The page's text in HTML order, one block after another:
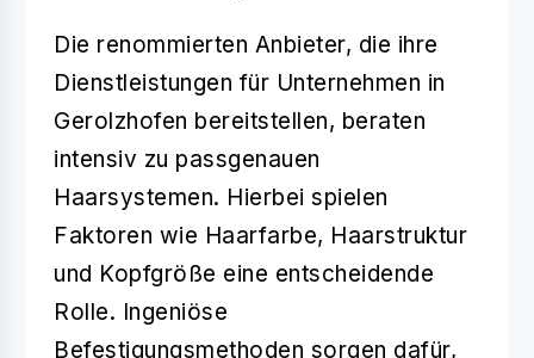
Die renommierten Anbieter, die ihre
Dienstleistungen für Unternehmen in
Gerolzhofen bereitstellen, beraten
intensiv zu passgenauen
Haarsystemen. Hierbei spielen
Faktoren wie Haarfarbe, Haarstruktur
und Kopfgröße eine entscheidende
Rolle. Ingeniöse
Befestigungsmethoden sorgen dafür,